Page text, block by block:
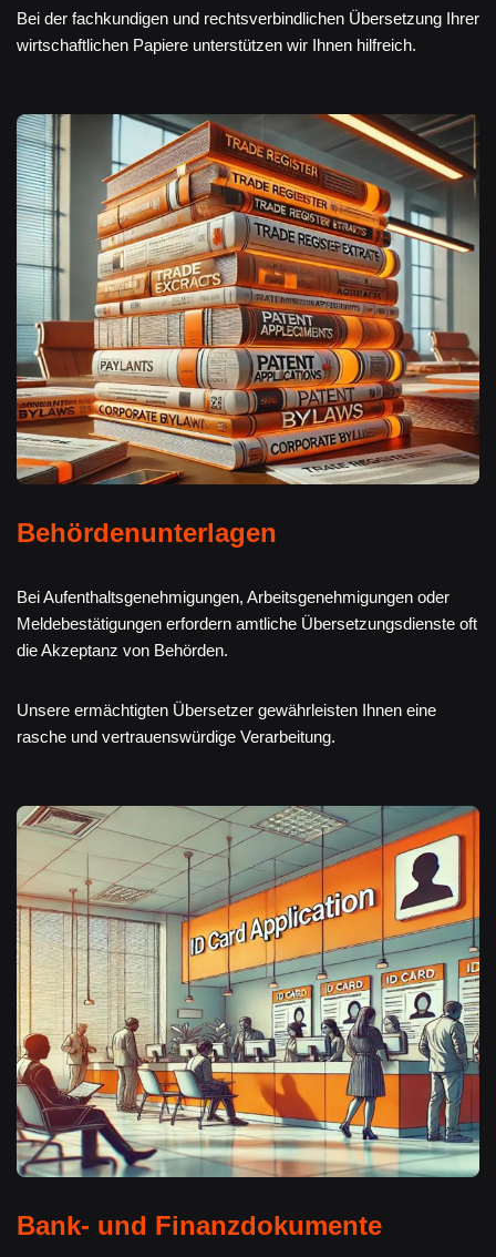
Bei der fachkundigen und rechtsverbindlichen Übersetzung Ihrer
wirtschaftlichen Papiere unterstützen wir Ihnen hilfreich.
Behördenunterlagen
Bei Aufenthaltsgenehmigungen, Arbeitsgenehmigungen oder
Meldebestätigungen erfordern amtliche Übersetzungsdienste oft
die Akzeptanz von Behörden.
Unsere ermächtigten Übersetzer gewährleisten Ihnen eine
rasche und vertrauenswürdige Verarbeitung.
Bank- und Finanzdokumente